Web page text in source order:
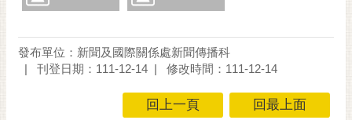
發布單位：新聞及國際關係處新聞傳播科
刊登日期：111-12-14
修改時間：111-12-14
回上一頁 回最上面